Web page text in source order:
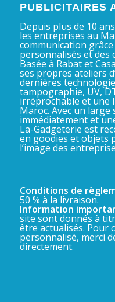
PUBLICITAIRES
Depuis plus de 10
les entreprises au
communication
personnalisés et des
Basée à Rabat et
ses propres ateliers
dernières
tampographie, UV,
irréprochable et une
Maroc. Avec un
immédiatement et
La-Gadgeterie est
en goodies et objets
l’image des
Conditions de
50 % à la livraison.
Information
site sont donnés à
être actualisés. Pour
personnalisé, merci
directement.